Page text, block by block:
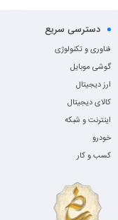
دسترسی سریع
فناوری و تکنولوژی
گوشی موبایل
ارز دیجیتال
کالای دیجیتال
اینترنت و شبکه
خودرو
کسب و کار